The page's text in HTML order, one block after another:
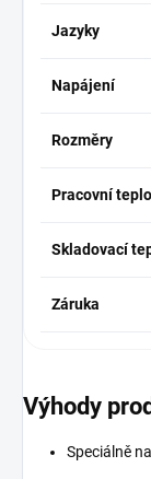
Jazyky
Napájení
Rozměry
Pracovní
Skladovací
Záruka
Výhody
Speciálně